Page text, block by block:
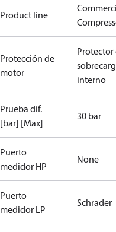
Product line
Protección de
motor
Protector
interno
Prueba dif.
[bar] [Max]
30 bar
Puerto
medidor HP
None
Puerto
medidor LP
Schrader